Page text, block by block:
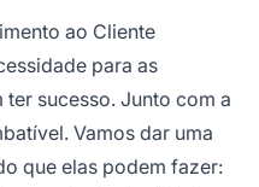
ao Cliente
para as
ter sucesso. Junto com a
Vamos dar uma
que elas podem fazer: